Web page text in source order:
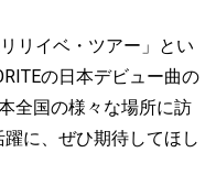
リイベ・ツアー」とい
の日本デビュー曲の
全国の様々な場所に訪
躍に、ぜひ期待してほし